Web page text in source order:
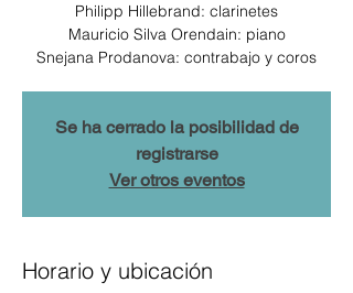
Philipp Hillebrand: clarinetes
Mauricio Silva Orendain: piano
Snejana Prodanova: contrabajo y coros
Se ha cerrado la posibilidad de
registrarse
Ver otros eventos
Horario y ubicación